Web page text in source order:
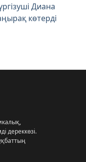
Диана
көтерді
дереккөзі.